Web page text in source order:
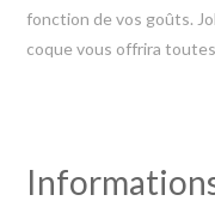
fonction de vos goûts.
coque vous offrira